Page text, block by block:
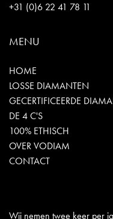
+31 (0)6 22 41 78 11
MENU
HOME
LOSSE DIAMANTEN
GECERTIFICEERDE
DE 4 C'S
100% ETHISCH
OVER VODIAM
CONTACT
Wij nemen twee keer per